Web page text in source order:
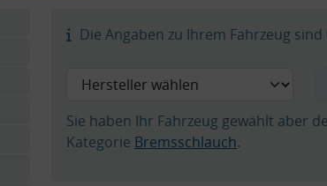
Die Angaben zu Ihrem Fahrzeug
Sie haben Ihr Fahrzeug gewählt aber
Kategorie Bremsschlauch.